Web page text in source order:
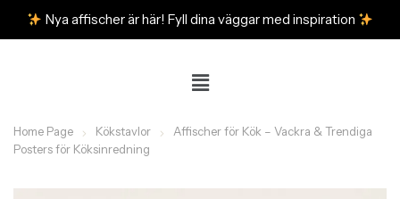
Nya affischer är här! Fyll dina väggar med inspiration
Home Page Kökstavlor
Affischer för Kök – Vackra & Trendiga
Posters för Köksinredning